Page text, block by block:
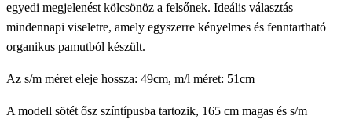
egyedi megjelenést kölcsönöz a felsőnek. Ideális választás
mindennapi viseletre, amely egyszerre kényelmes és fenntartható
organikus pamutból készült.
Az s/m méret eleje hossza: 49cm, m/l méret: 51cm
A modell sötét ősz színtípusba tartozik, 165 cm magas és s/m